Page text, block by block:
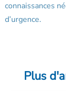
connaissances
d’urgence.
Plus